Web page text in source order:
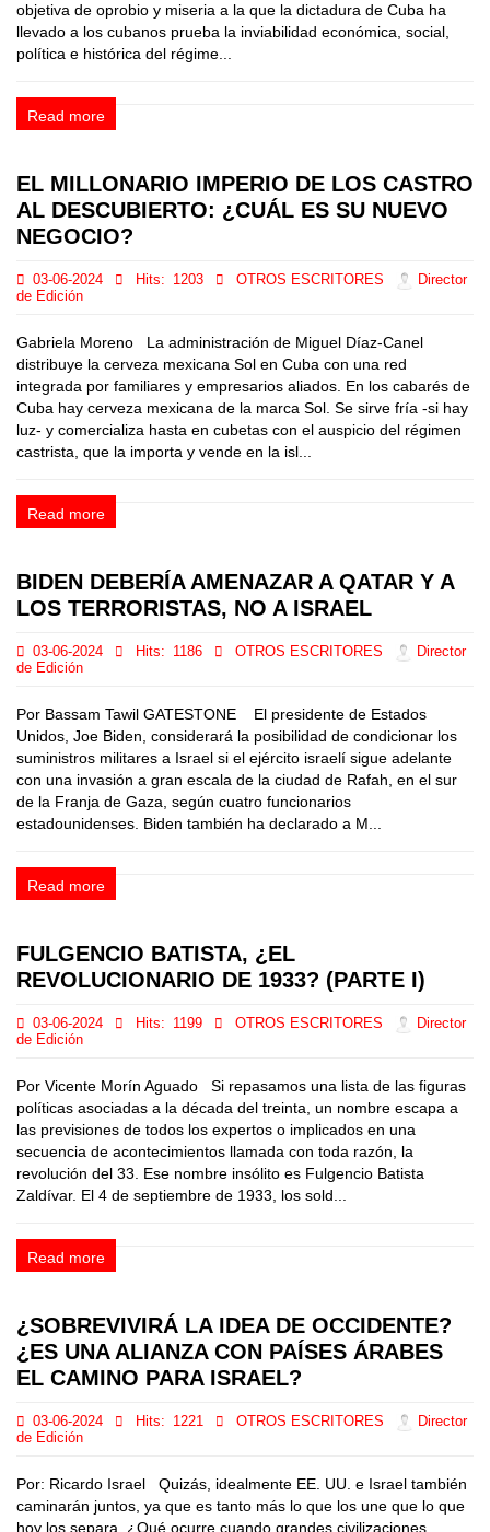
objetiva de oprobio y miseria a la que la dictadura de Cuba ha
llevado a los cubanos prueba la inviabilidad económica, social,
política e histórica del régime...
Read more
EL MILLONARIO IMPERIO DE LOS CASTRO
AL DESCUBIERTO: ¿CUÁL ES SU NUEVO
NEGOCIO?
03-06-2024 Hits: 1203 OTROS ESCRITORES
Director
de Edición
Gabriela Moreno La administración de Miguel Díaz-Canel
distribuye la cerveza mexicana Sol en Cuba con una red
integrada por familiares y empresarios aliados. En los cabarés de
Cuba hay cerveza mexicana de la marca Sol. Se sirve fría -si hay
luz- y comercializa hasta en cubetas con el auspicio del régimen
castrista, que la importa y vende en la isl...
Read more
BIDEN DEBERÍA AMENAZAR A QATAR Y A
LOS TERRORISTAS, NO A ISRAEL
03-06-2024 Hits: 1186 OTROS ESCRITORES
Director
de Edición
Por Bassam Tawil GATESTONE El presidente de Estados
Unidos, Joe Biden, considerará la posibilidad de condicionar los
suministros militares a Israel si el ejército israelí sigue adelante
con una invasión a gran escala de la ciudad de Rafah, en el sur
de la Franja de Gaza, según cuatro funcionarios
estadounidenses. Biden también ha declarado a M...
Read more
FULGENCIO BATISTA, ¿EL
REVOLUCIONARIO DE 1933? (PARTE I)
03-06-2024 Hits: 1199 OTROS ESCRITORES
Director
de Edición
Por Vicente Morín Aguado Si repasamos una lista de las figuras
políticas asociadas a la década del treinta, un nombre escapa a
las previsiones de todos los expertos o implicados en una
secuencia de acontecimientos llamada con toda razón, la
revolución del 33. Ese nombre insólito es Fulgencio Batista
Zaldívar. El 4 de septiembre de 1933, los sold...
Read more
¿SOBREVIVIRÁ LA IDEA DE OCCIDENTE?
¿ES UNA ALIANZA CON PAÍSES ÁRABES
EL CAMINO PARA ISRAEL?
03-06-2024 Hits: 1221 OTROS ESCRITORES
Director
de Edición
Por: Ricardo Israel Quizás, idealmente EE. UU. e Israel también
caminarán juntos, ya que es tanto más lo que los une que lo que
hoy los separa. ¿Qué ocurre cuando grandes civilizaciones